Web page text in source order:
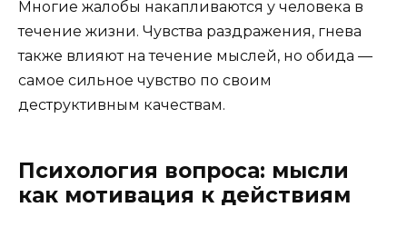
Многие жалобы накапливаются у человека в
течение жизни. Чувства раздражения, гнева
также влияют на течение мыслей, но обида —
самое сильное чувство по своим
деструктивным качествам.
Психология вопроса: мысли
как мотивация к действиям